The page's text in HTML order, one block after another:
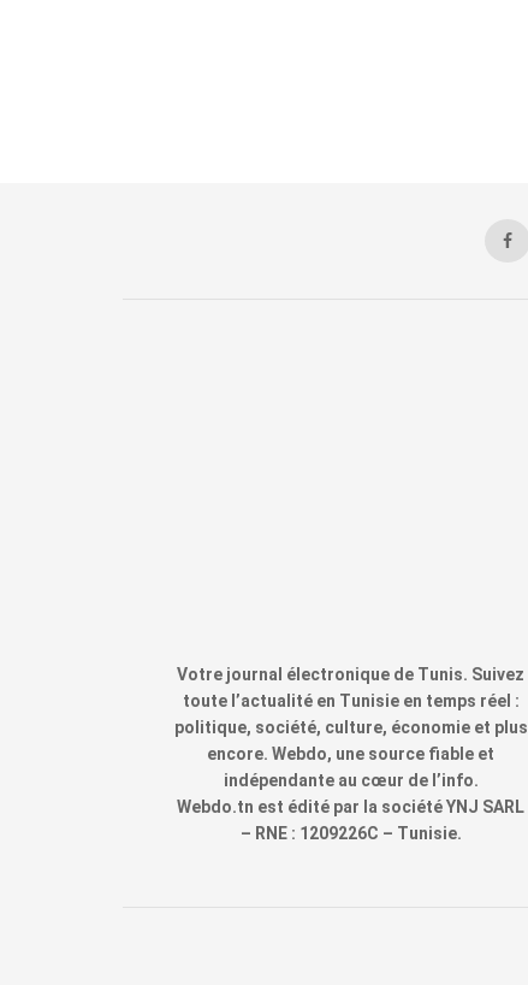
Votre journal électronique de Tunis. Suivez
toute l’actualité en Tunisie en temps réel :
politique, société, culture, économie et plus
encore. Webdo, une source fiable et
indépendante au cœur de l’info.
Webdo.tn est édité par la société YNJ SARL
– RNE : 1209226C – Tunisie.